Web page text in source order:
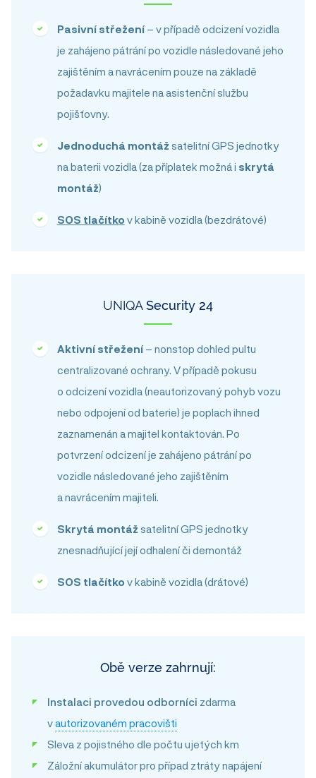
Pasivní střežení– v případě odcizení vozidla
je zahájeno pátrání po vozidle následované jeho
zajištěním a navrácením pouze na základě
požadavku majitele na asistenční službu
pojišťovny.
Jednoduchá montáž satelitní GPS jednotky
na baterii vozidla (za příplatek možná i skrytá
montáž)
SOS tlačítko v kabině vozidla (bezdrátové)
UNIQASecurity 24
Aktivní střežení– nonstop dohled pultu
centralizované ochrany. V případě pokusu
o odcizení vozidla (neautorizovaný pohyb vozu
nebo odpojení od baterie) je poplach ihned
zaznamenán a majitel kontaktován. Po
potvrzení odcizení je zahájeno pátrání po
vozidle následované jeho zajištěním
a navrácením majiteli.
Skrytá montáž satelitní GPS jednotky
znesnadňující její odhalení či demontáž
SOS tlačítko v kabině vozidla (drátové)
Obě verze zahrnují:
Instalaci provedou odborníci zdarma
vautorizovaném pracovišti
Sleva z pojistného dle počtu ujetých km
Záložní akumulátor pro případ ztráty napájení